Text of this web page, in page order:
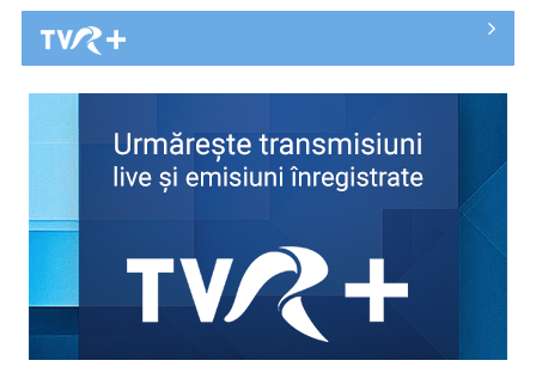
Piesa Angelei Similea „După noapte vine zi” – pe podium şi
acum în inimile ...